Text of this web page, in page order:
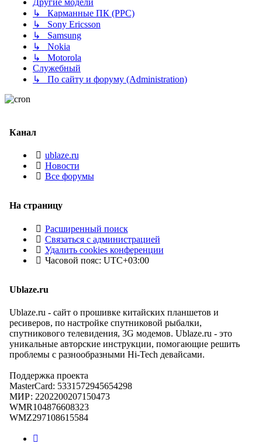
Другие модели
↳ Карманные ПК (PPC)
↳ Sony Ericsson
↳ Samsung
↳ Nokia
↳ Motorola
Служебный
↳ По сайту и форуму (Administration)
Канал
ublaze.ru
Новости
Все форумы
На страницу
Расширенный поиск
Связаться с администрацией
Удалить cookies конференции
Часовой пояс: UTC+03:00
Ublaze.ru
Ublaze.ru - сайт о прошивке китайских планшетов и
ресиверов, по настройке спутниковой рыбалки,
спутникового телевидения, 3G модемов. Ublaze.ru - это
уникальные авторские инструкции, помогающие решить
проблемы с разнообразными Hi-Tech девайсами.
Поддержка проекта
MasterCard: 5331572945654298
МИР: 2202200207150473
WMR104876608323
WMZ297108615584